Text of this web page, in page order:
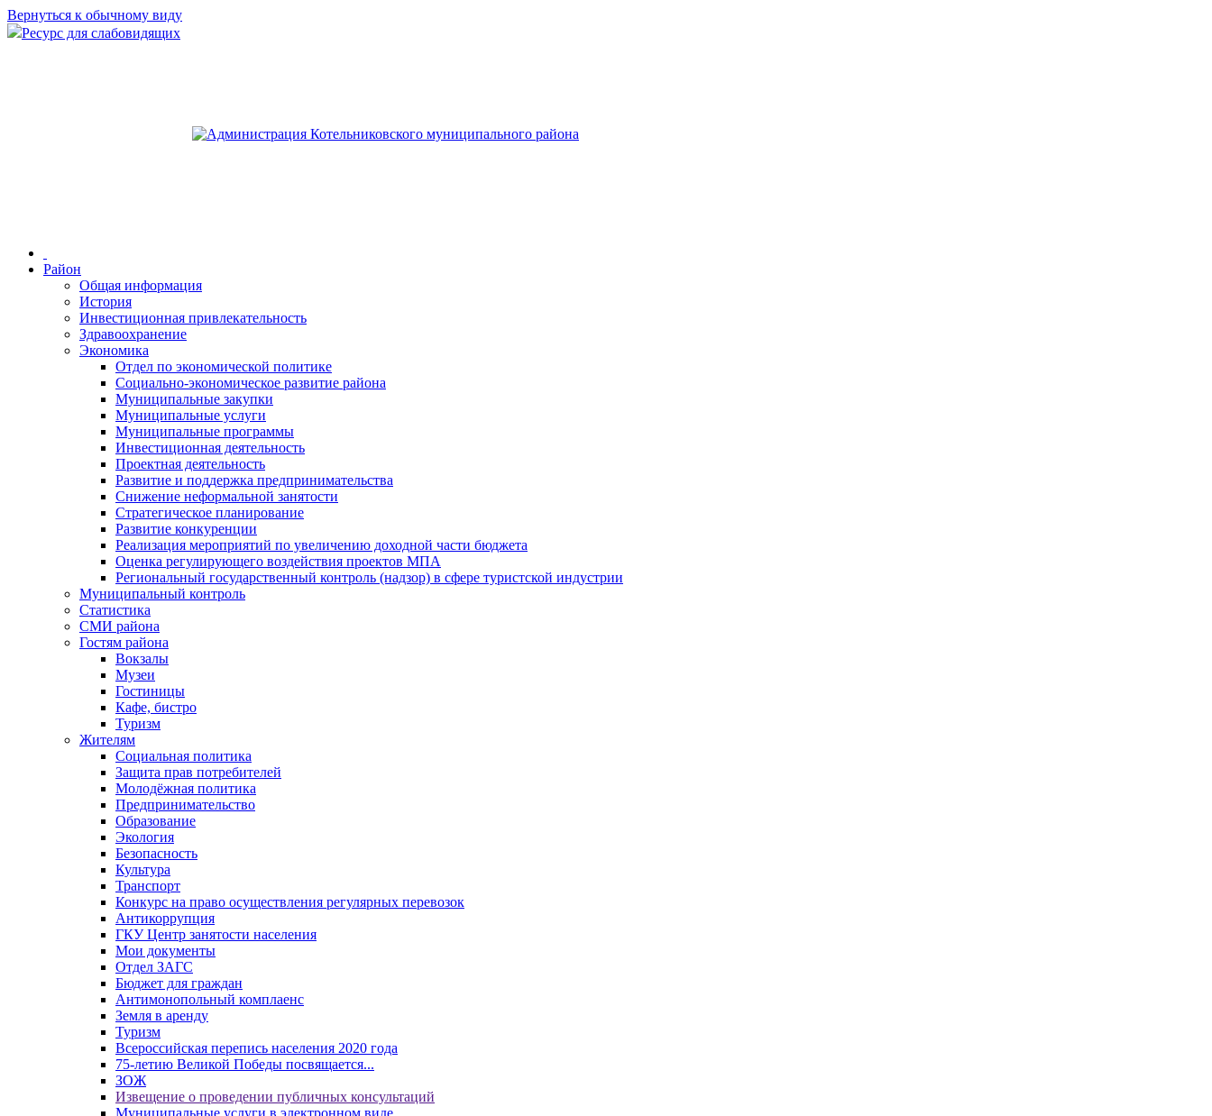
Вернуться к обычному виду
Ресурс для слабовидящих
Район
Общая информация
История
Инвестиционная привлекательность
Здравоохранение
Экономика
Отдел по экономической политике
Социально-экономическое развитие района
Муниципальные закупки
Муниципальные услуги
Муниципальные программы
Инвестиционная деятельность
Проектная деятельность
Развитие и поддержка предпринимательства
Снижение неформальной занятости
Стратегическое планирование
Развитие конкуренции
Реализация мероприятий по увеличению доходной части бюджета
Оценка регулирующего воздействия проектов МПА
Региональный государственный контроль (надзор) в сфере туристской индустрии
Муниципальный контроль
Статистика
СМИ района
Гостям района
Вокзалы
Музеи
Гостиницы
Кафе, бистро
Туризм
Жителям
Социальная политика
Защита прав потребителей
Молодёжная политика
Предпринимательство
Образование
Экология
Безопасность
Культура
Транспорт
Конкурс на право осуществления регулярных перевозок
Антикоррупция
ГКУ Центр занятости населения
Мои документы
Отдел ЗАГС
Бюджет для граждан
Антимонопольный комплаенс
Земля в аренду
Туризм
Всероссийская перепись населения 2020 года
75-летию Великой Победы посвящается...
ЗОЖ
Извещение о проведении публичных консультаций
Муниципальные услуги в электронном виде